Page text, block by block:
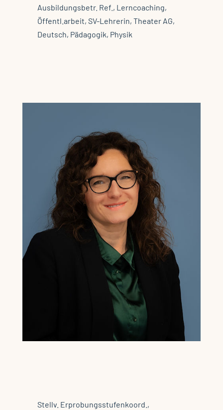
Ausbildungsbetr. Ref., Lerncoaching,
Öffentl.arbeit, SV-Lehrerin, Theater AG,
Deutsch, Pädagogik, Physik
Stellv. Erprobungsstufenkoord.,